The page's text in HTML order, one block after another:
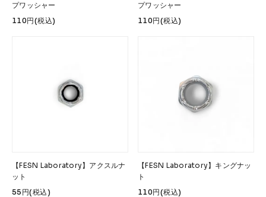
プワッシャー
110円(税込)
プワッシャー
110円(税込)
【FESN Laboratory】アクスルナ
ット
55円(税込)
【FESN Laboratory】キングナッ
ト
110円(税込)